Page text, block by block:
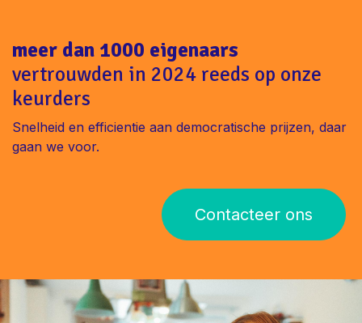
meer dan 1000 eigenaars
vertrouwden in 2024 reeds op onze
keurders
Snelheid en efficientie aan democratische prijzen, daar
gaan we voor.
Contacteer ons